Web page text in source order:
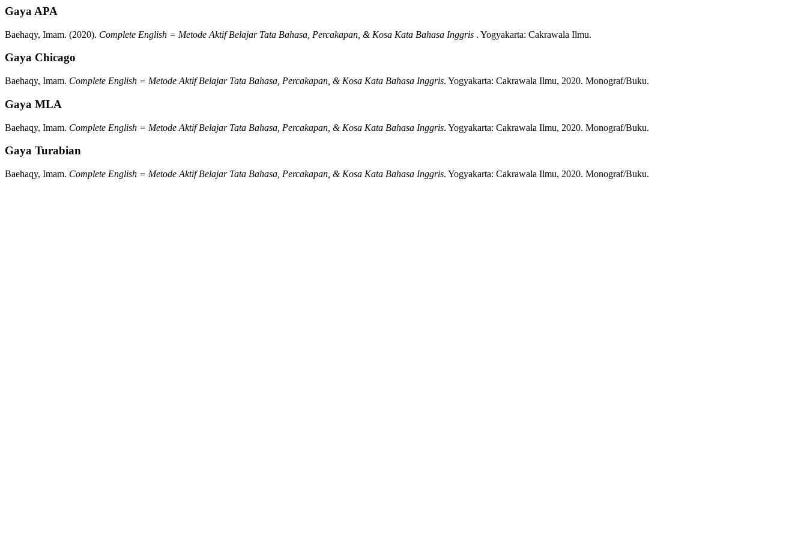
Gaya APA
Baehaqy, Imam. (2020). Complete English = Metode Aktif Belajar Tata Bahasa, Percakapan, & Kosa Kata Bahasa Inggris . Yogyakarta: Cakrawala Ilmu.
Gaya Chicago
Baehaqy, Imam. Complete English = Metode Aktif Belajar Tata Bahasa, Percakapan, & Kosa Kata Bahasa Inggris. Yogyakarta: Cakrawala Ilmu, 2020. Monograf/Buku.
Gaya MLA
Baehaqy, Imam. Complete English = Metode Aktif Belajar Tata Bahasa, Percakapan, & Kosa Kata Bahasa Inggris. Yogyakarta: Cakrawala Ilmu, 2020. Monograf/Buku.
Gaya Turabian
Baehaqy, Imam. Complete English = Metode Aktif Belajar Tata Bahasa, Percakapan, & Kosa Kata Bahasa Inggris. Yogyakarta: Cakrawala Ilmu, 2020. Monograf/Buku.